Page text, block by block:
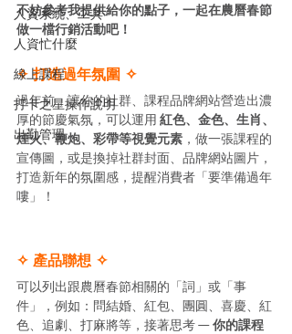
人資系統、工具
人資忙什麼
線上課程
打卡之星操作說明
出勤管理
不妨參考我提供給你的點子，一起在農曆春節
做一檔行銷活動吧！
✧ 打造過年氛圍 ✧
過年前，讓你的社群、課程品牌網站營造出濃
厚的節慶氣氛，可以運用 紅色、金色、生肖、
煙火、鞭炮、彩帶等視覺元素 ，做一張課程的
宣傳圖，或是換掉社群封面、品牌網站圖片，
打造新年的氛圍感，提醒消費者「要準備過年
嘍」！
✧ 產品聯想 ✧
可以列出跟農曆春節相關的「詞」或「事
件」，例如：問結婚、紅包、團圓、喜慶、紅
色、追劇、打麻將等，接著思考 — 你的課程